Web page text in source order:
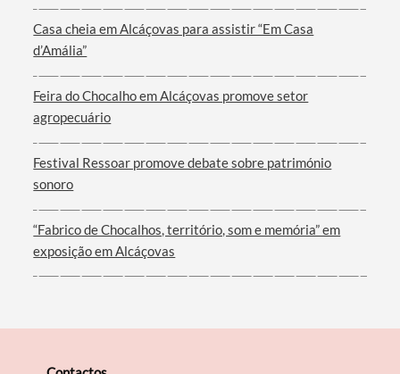
Filtros
Casa cheia em Alcáçovas para assistir “Em Casa
d’Amália”
Feira do Chocalho em Alcáçovas promove setor
agropecuário
Festival Ressoar promove debate sobre património
sonoro
“Fabrico de Chocalhos, território, som e memória” em
exposição em Alcáçovas